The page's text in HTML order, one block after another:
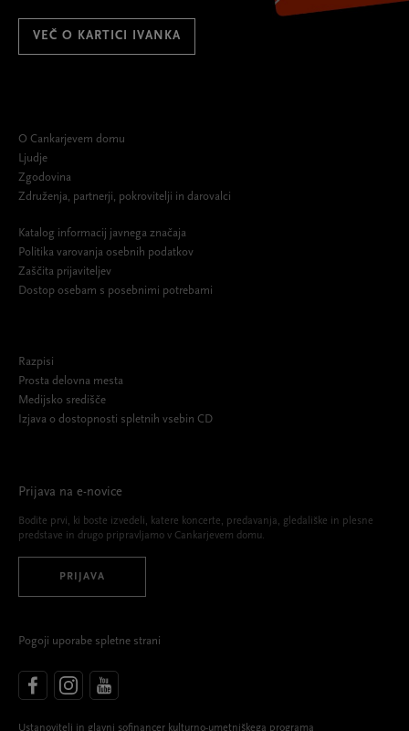
VEČ O KARTICI IVANKA
O Cankarjevem domu
Ljudje
Zgodovina
Združenja, partnerji, pokrovitelji in darovalci
Katalog informacij javnega značaja
Politika varovanja osebnih podatkov
Zaščita prijaviteljev
Dostop osebam s posebnimi potrebami
Razpisi
Prosta delovna mesta
Medijsko središče
Izjava o dostopnosti spletnih vsebin CD
Prijava na e-novice
Bodite prvi, ki boste izvedeli, katere koncerte, predavanja, gledališke in plesne
predstave in drugo pripravljamo v Cankarjevem domu.
PRIJAVA
Pogoji uporabe spletne strani
Ustanovitelj in glavni sofinancer kulturno-umetniškega programa